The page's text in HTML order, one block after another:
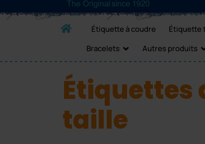
Étiquette à coudre Étiquette
Bracelets
Autres produits
Étiquettes
taille